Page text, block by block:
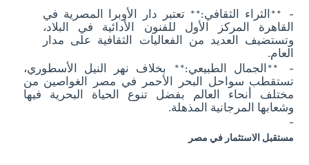
-
**الثراء الثقافي:** تعتبر دار الأوبرا المصرية في
القاهرة المركز الأول للفنون الأدائية في البلاد،
وتستضيف العديد من الفعاليات الثقافية على مدار
العام.
-
**الجمال الطبيعي:** بخلاف نهر النيل الأسطوري،
تستقطب سواحل البحر الأحمر في مصر الغواصين من
مختلف أنحاء العالم بفضل تنوع الحياة البحرية فيها
وشعابها المرجانية المذهلة.
-
مستقبل الاستثمار في مصر